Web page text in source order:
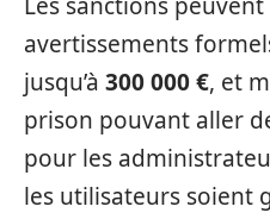
avertissements
jusqu’à 300 000 €, et
prison pouvant aller
pour les
les utilisateurs soient